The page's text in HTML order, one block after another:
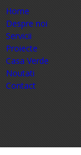
Home
Despre noi
Servicii
Proiecte
Casa Verde
Noutati
Contact